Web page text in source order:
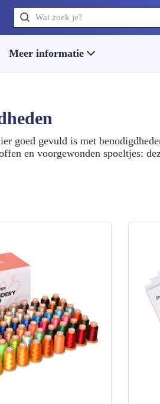
Zoeken
Meer informatie
goed gevuld is met
en voorgewonden spoeltjes: